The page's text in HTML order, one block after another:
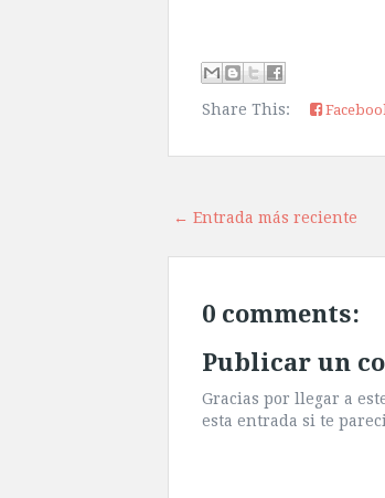
Share This:
← Entrada más reciente
0 comments:
Publicar un
Gracias por llegar a
esta entrada si te